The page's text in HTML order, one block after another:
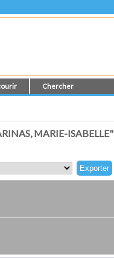
Chercher
MARIE-ISABELLE"